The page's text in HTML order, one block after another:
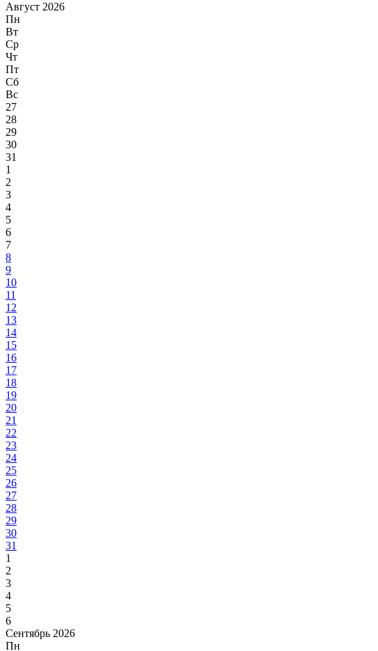
Август 2026
Пн
Вт
Ср
Чт
Пт
Сб
Вс
27
28
29
30
31
1
2
3
4
5
6
7
8
9
10
11
12
13
14
15
16
17
18
19
20
21
22
23
24
25
26
27
28
29
30
31
1
2
3
4
5
6
Сентябрь 2026
Пн